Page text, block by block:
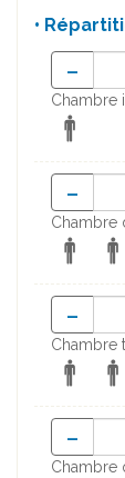
•
-
Chambre
-
Chambre
-
Chambre
-
Chambre